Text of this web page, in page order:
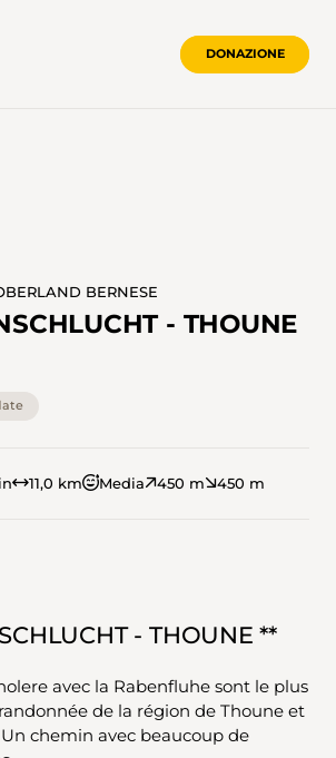
DONAZIONE
BERNESE
- THOUNE
11,0 km Media 450 m 450 m
- THOUNE **
avec la Rabenfluhe sont le plus
de la région de Thoune et
chemin avec beaucoup de